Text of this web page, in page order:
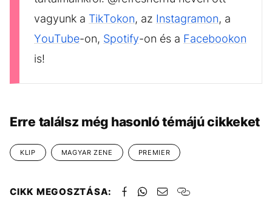
vagyunk a TikTokon, az Instagramon, a
YouTube-on, Spotify-on és a Facebookon
is!
Erre találsz még hasonló témájú cikkeket
KLIP MAGYAR ZENE PREMIER
CIKK MEGOSZTÁSA: